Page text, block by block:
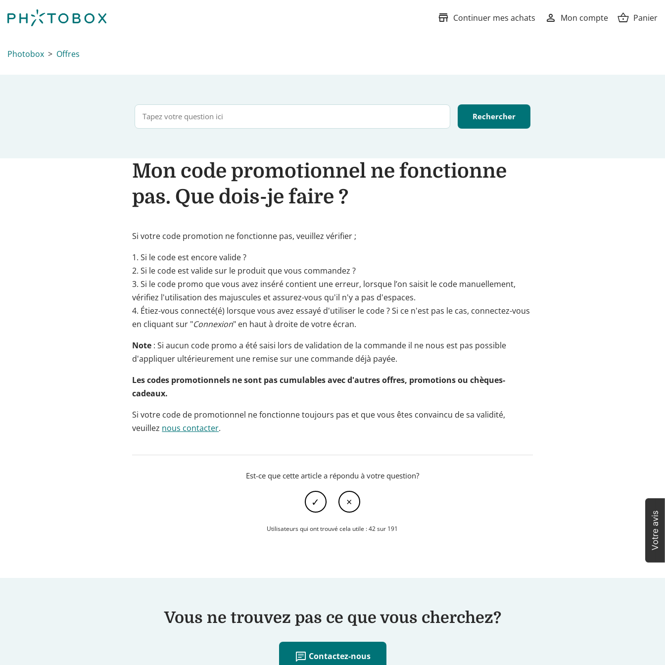
store Continuer mes achats person Mon compte shopping_basket Panier
Photobox Offres
Mon code promotionnel ne fonctionne
pas. Que dois-je faire ?
Si votre code promotion ne fonctionne pas, veuillez vérifier ;
1. Si le code est encore valide ?
2. Si le code est valide sur le produit que vous commandez ?
3. Si le code promo que vous avez inséré contient une erreur, lorsque l’on saisit le code manuellement,
vérifiez l'utilisation des majuscules et assurez-vous qu'il n'y a pas d'espaces.
4. Étiez-vous connecté(é) lorsque vous avez essayé d'utiliser le code ? Si ce n'est pas le cas, connectez-vous
en cliquant sur "Connexion" en haut à droite de votre écran.
Note : Si aucun code promo a été saisi lors de validation de la commande il ne nous est pas possible
d'appliquer ultérieurement une remise sur une commande déjà payée.
Les codes promotionnels ne sont pas cumulables avec d'autres offres, promotions ou chèques-
cadeaux.
Si votre code de promotionnel ne fonctionne toujours pas et que vous êtes convaincu de sa validité,
veuillez nous contacter.
Est-ce que cette article a répondu à votre question?
Utilisateurs qui ont trouvé cela utile : 42 sur 191
Vous ne trouvez pas ce que vous cherchez?
chat Contactez-nous